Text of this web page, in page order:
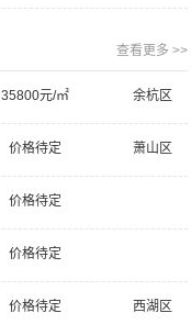
查看更多 >>
35800元/㎡ 余杭区
价格待定 萧山区
价格待定
价格待定
价格待定 西湖区